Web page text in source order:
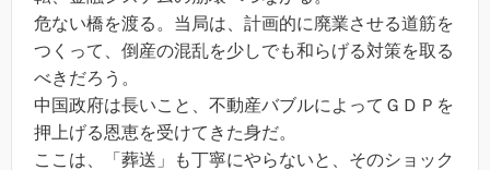
危ない橋を渡る。当局は、計画的に廃業させる道筋を
つくって、倒産の混乱を少しでも和らげる対策を取る
べきだろう。
中国政府は長いこと、不動産バブルによってＧＤＰを
押上げる恩恵を受けてきた身だ。
ここは、「葬送」も丁寧にやらないと、そのショック